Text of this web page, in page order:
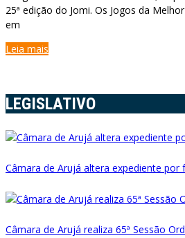
25ª edição do Jomi. Os Jogos da
em
Leia mais
LEGISLATIVO
Câmara de Arujá altera expediente por
Câmara de Arujá realiza 65ª Sessão